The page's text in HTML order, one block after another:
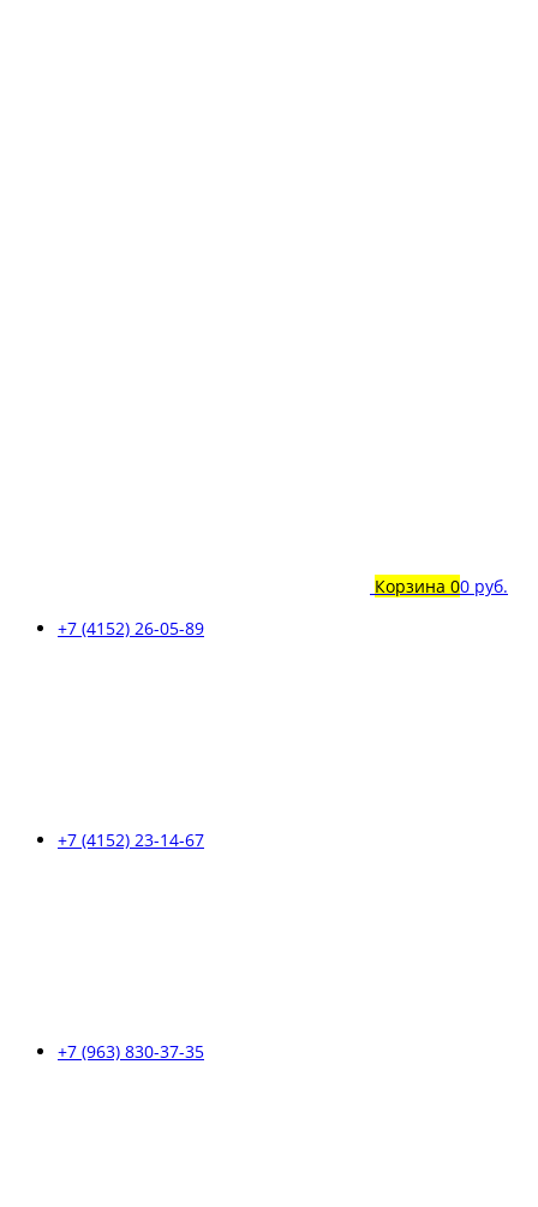
Корзина 00 руб.
+7 (4152) 26-05-89
+7 (4152) 23-14-67
+7 (963) 830-37-35